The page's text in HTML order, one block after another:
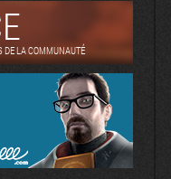
DE LA COMMUNAUTÉ